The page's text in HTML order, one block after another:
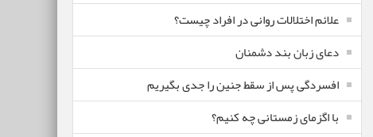
علائم اختلالات روانی در افراد چیست؟
دعای زبان بند دشمنان
افسردگی پس از سقط جنین را جدی بگیریم
با اگزمای زمستانی چه کنیم؟